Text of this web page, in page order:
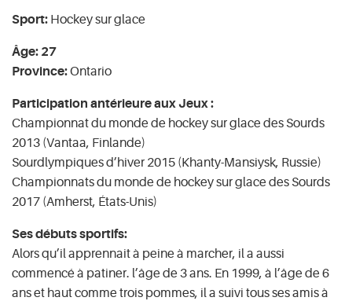
Sport: Hockey sur glace
Âge: 27
Province:Ontario
Participation antérieure aux Jeux :
Championnat du monde de hockey sur glace des Sourds
2013 (Vantaa, Finlande)
Sourdlympiques d’hiver 2015 (Khanty-Mansiysk, Russie)
Championnats du monde de hockey sur glace des Sourds
2017 (Amherst, États-Unis)
Ses débuts sportifs:
Alors qu’il apprennait à peine à marcher, il a aussi
commencé à patiner. l’âge de 3 ans. En 1999, à l’âge de 6
ans et haut comme trois pommes, il a suivi tous ses amis à